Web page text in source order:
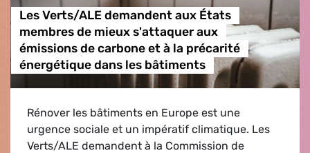
Les Verts/ALE demandent aux États
membres de mieux s'attaquer aux
émissions de carbone et à la précarité
énergétique dans les bâtiments
Rénover les bâtiments en Europe est une
urgence sociale et un impératif climatique. Les
Verts/ALE demandent à la Commission de